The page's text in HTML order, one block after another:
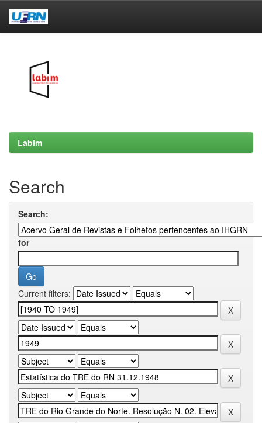
Labim
Search
Search:
for
Current filters: